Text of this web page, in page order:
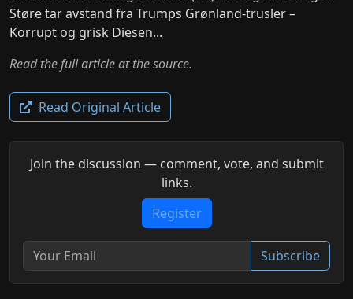
Støre tar avstand fra Trumps Grønland-trusler –
Korrupt og grisk Diesen...
Read the full article at the source.
Read Original Article
Join the discussion — comment, vote, and submit
links.
Register
Subscribe